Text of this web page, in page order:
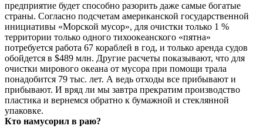
предприятие будет способно разорить даже самые богатые
страны. Согласно подсчетам американской государственной
инициативы «Морской мусор», для очистки только 1 %
территории только одного тихоокеанского «пятна»
потребуется работа 67 кораблей в год, и только аренда судов
обойдется в $489 млн. Другие расчеты показывают, что для
очистки мирового океана от мусора при помощи трала
понадобится 79 тыс. лет. А ведь отходы все прибывают и
прибывают. И вряд ли мы завтра прекратим производство
пластика и вернемся обратно к бумажной и стеклянной
упаковке.
Кто намусорил в раю?